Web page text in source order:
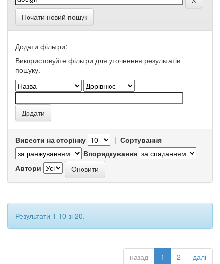
Почати новий пошук
Додати фільтри:
Використовуйте фільтри для уточнення результатів
пошуку.
Вивести на сторінку | Сортування
Впорядкування
Автори
Результати 1-10 зі 20.
назад 1 2 далі